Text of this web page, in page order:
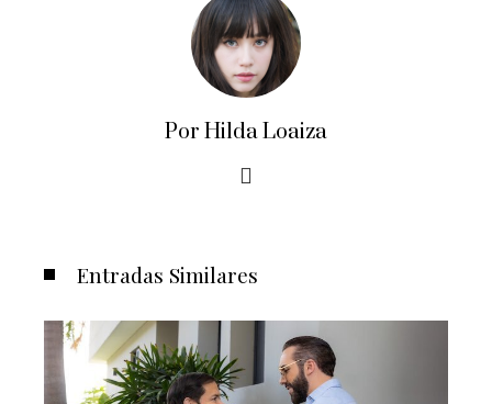
Por Hilda Loaiza
Entradas Similares